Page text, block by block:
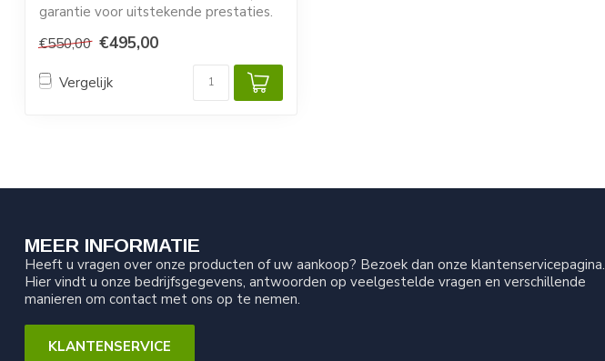
garantie voor uitstekende prestaties.
€550,00 €495,00
Vergelijk
MEER INFORMATIE
Heeft u vragen over onze producten of uw aankoop? Bezoek dan onze klantenservicepagina.
Hier vindt u onze bedrijfsgegevens, antwoorden op veelgestelde vragen en verschillende
manieren om contact met ons op te nemen.
KLANTENSERVICE